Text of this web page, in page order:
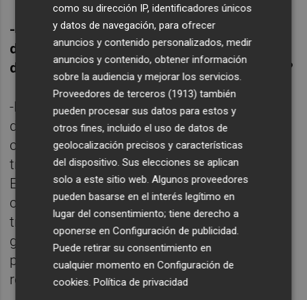
-Los ciudadanos de País Vasco y Navarra
disfrutan de un mejor escenario fiscal
desde hace años... ¿qué opinión le merece?
-No me parece bien que tengan un sistema
distinto al resto de España. Quizá
cuantitativamente no estén mucho mejor
tratados que el resto, pero su aportación al
Estado es menor, y no me parece bien. Un
ciudadano vasco no tiene por qué ser
tratado de forma diferente a un catalán, un
gallego o un valenciano. Estamos
permitiendo discriminaciones por lugar de
residencia.
como su dirección IP, identificadores únicos
y datos de navegación, para ofrecer
anuncios y contenido personalizados, medir
anuncios y contenido, obtener información
sobre la audiencia y mejorar los servicios.
Proveedores de terceros (1913) también
pueden procesar sus datos para estos y
otros fines, incluido el uso de datos de
geolocalización precisos y características
del dispositivo. Sus elecciones se aplican
solo a este sitio web. Algunos proveedores
pueden basarse en el interés legítimo en
lugar del consentimiento; tiene derecho a
oponerse enConfiguración de publicidad
Puede retirar su consentimiento en
cualquier momento enConfiguración de
cookies .Política de privacidad